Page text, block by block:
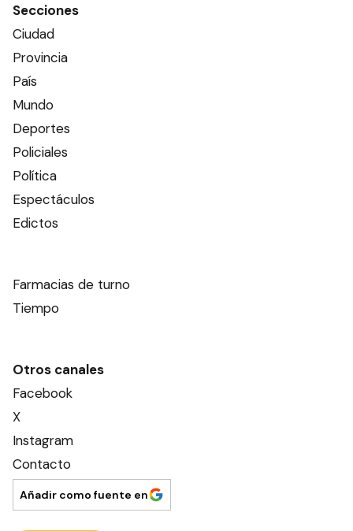
Secciones
Ciudad
Provincia
País
Mundo
Deportes
Policiales
Política
Espectáculos
Edictos
Farmacias de turno
Tiempo
Otros canales
Facebook
X
Instagram
Contacto
Añadir como fuente en